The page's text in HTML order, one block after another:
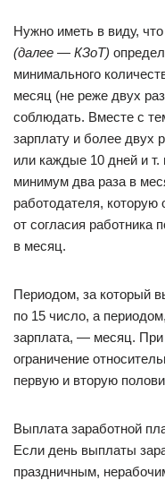
Нужно иметь в виду,
(далее — КЗоТ)
минимального
месяц (не реже двух
соблюдать. Вместе с
зарплату и более двух
или каждые 10 дней и
минимум два раза в
работодателя,
от согласия работника
в месяц.
Периодом, за который
по 15 число, а
зарплата, — месяц. При
ограничение
первую и вторую
Выплата заработной
Если день выплаты
праздничным,